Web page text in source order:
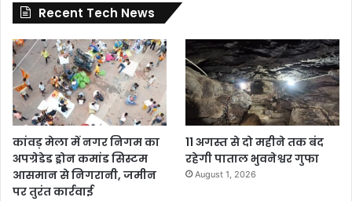
Recent Tech News
कांवड़ मेला में नगर निगम का
अपग्रेडेड ड्रोन कमांड सिस्टम
आसमान से निगरानी, जमीन
पर तुरंत कार्रवाई
11 अगस्त से दो महीने तक बंद
रहेगी पाताल भुवनेश्वर गुफा
August 1, 2026